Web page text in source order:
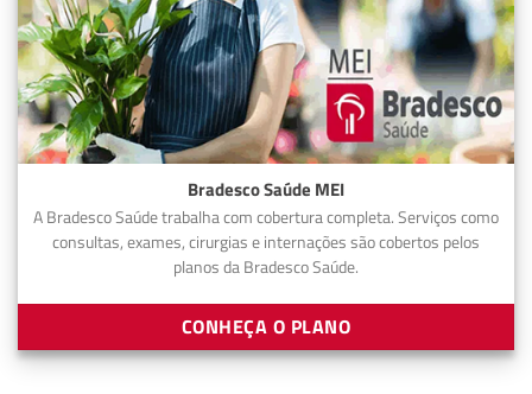
Bradesco Saúde MEI
A Bradesco Saúde trabalha com cobertura completa. Serviços como
consultas, exames, cirurgias e internações são cobertos pelos
planos da Bradesco Saúde.
CONHEÇA O PLANO